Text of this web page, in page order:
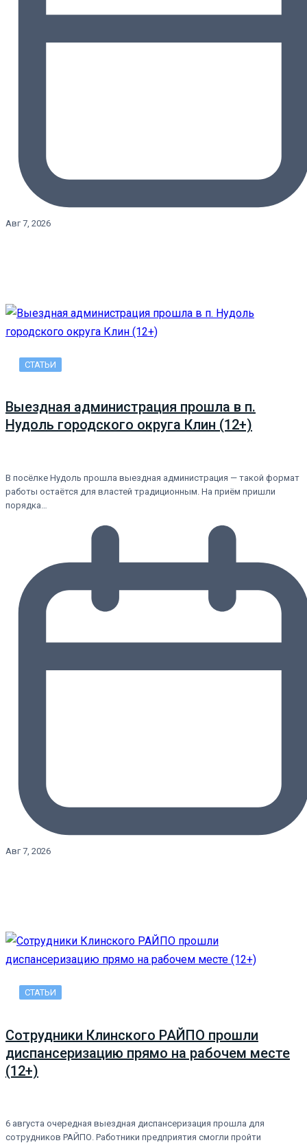
Авг 7, 2026
СТАТЬИ
Выездная администрация прошла в п.
Нудоль городского округа Клин (12+)
В посёлке Нудоль прошла выездная администрация — такой формат
работы остаётся для властей традиционным. На приём пришли
порядка…
Авг 7, 2026
СТАТЬИ
Сотрудники Клинского РАЙПО прошли
диспансеризацию прямо на рабочем месте
(12+)
6 августа очередная выездная диспансеризация прошла для
сотрудников РАЙПО. Работники предприятия смогли пройти